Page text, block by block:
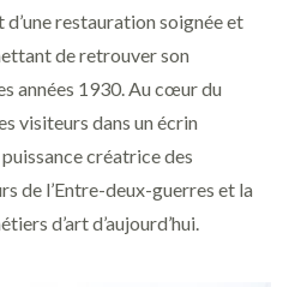
restauration soignée et
de retrouver son
années 1930. Au cœur du
visiteurs dans un écrin
créatrice des
de l’Entre-deux-guerres et la
d’art d’aujourd’hui.